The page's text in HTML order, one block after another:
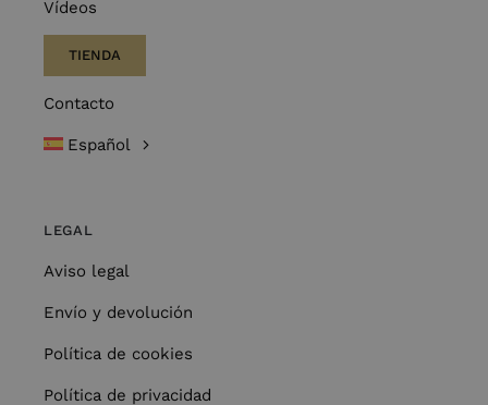
Vídeos
TIENDA
Contacto
Español
LEGAL
Aviso legal
Envío y devolución
Política de cookies
Política de privacidad